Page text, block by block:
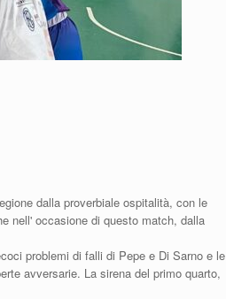
dalla proverbiale ospitalità, con le
nell' occasione di questo match, dalla
problemi di falli di Pepe e Di Sarno e le
avversarie. La sirena del primo quarto,